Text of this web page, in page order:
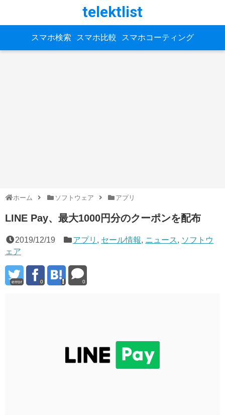
telektlist
スマホ検索 スマホ比較 スマホコーティング
ホーム ソフトウェア アプリ
LINE Pay、最大1000円分のクーポンを配布
2019/12/19 アプリ , セール情報, ニュース, ソフトウ
ェア
error 0 0